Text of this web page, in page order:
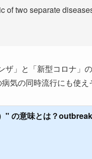
of two separate
」と「新型コロナ」
気の同時流行にも使え
" の意味とは？